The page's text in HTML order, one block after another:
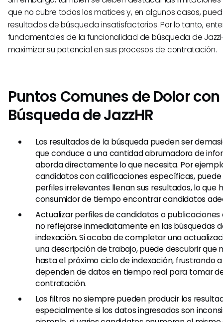
que no cubre todos los matices y, en algunos casos,
resultados de búsqueda insatisfactorios. Por lo tanto,
fundamentales de la funcionalidad de búsqueda de
maximizar su potencial en sus procesos de contratación.
Puntos Comunes de Dolor
Búsqueda de JazzHR
Los resultados de la búsqueda pueden ser
que conduce a una cantidad abrumadora de
aborda directamente lo que necesita. Por
candidatos con calificaciones específicas,
perfiles irrelevantes llenan sus resultados, lo que
consumidor de tiempo encontrar candidatos
Actualizar perfiles de candidatos o
no reflejarse inmediatamente en las búsquedas
indexación. Si acaba de completar una
una descripción de trabajo, puede descubrir que
hasta el próximo ciclo de indexación, frustrando
dependen de datos en tiempo real para tomar
contratación.
Los filtros no siempre pueden producir los
especialmente si los datos ingresados son